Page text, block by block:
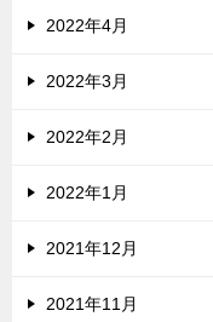
2022年4月
2022年3月
2022年2月
2022年1月
2021年12月
2021年11月